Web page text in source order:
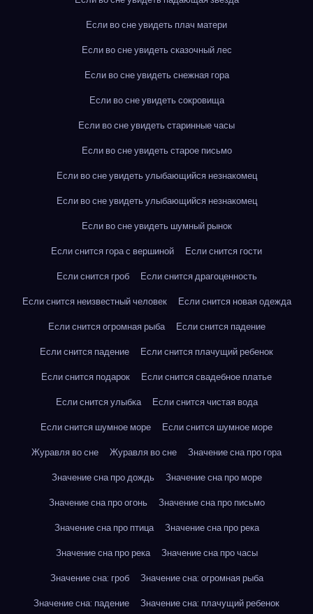
Если во сне увидеть плач матери
Если во сне увидеть сказочный лес
Если во сне увидеть снежная гора
Если во сне увидеть сокровища
Если во сне увидеть старинные часы
Если во сне увидеть старое письмо
Если во сне увидеть улыбающийся незнакомец
Если во сне увидеть улыбающийся незнакомец
Если во сне увидеть шумный рынок
Если снится гора с вершиной
Если снится гости
Если снится гроб
Если снится драгоценность
Если снится неизвестный человек
Если снится новая одежда
Если снится огромная рыба
Если снится падение
Если снится падение
Если снится плачущий ребенок
Если снится подарок
Если снится свадебное платье
Если снится улыбка
Если снится чистая вода
Если снится шумное море
Если снится шумное море
Журавля во сне
Журавля во сне
Значение сна про гора
Значение сна про дождь
Значение сна про море
Значение сна про огонь
Значение сна про письмо
Значение сна про птица
Значение сна про река
Значение сна про река
Значение сна про часы
Значение сна: гроб
Значение сна: огромная рыба
Значение сна: падение
Значение сна: плачущий ребенок